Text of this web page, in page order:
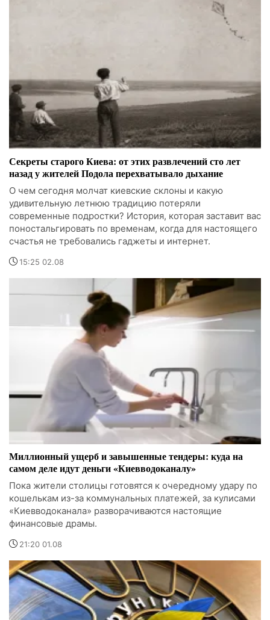
Секреты старого Киева: от этих развлечений сто лет
назад у жителей Подола перехватывало дыхание
О чем сегодня молчат киевские склоны и какую
удивительную летнюю традицию потеряли
современные подростки? История, которая заставит вас
поностальгировать по временам, когда для настоящего
счастья не требовались гаджеты и интернет.
15:25 02.08
Миллионный ущерб и завышенные тендеры: куда на
самом деле идут деньги «Киевводоканалу»
Пока жители столицы готовятся к очередному удару по
кошелькам из-за коммунальных платежей, за кулисами
«Киевводоканала» разворачиваются настоящие
финансовые драмы.
21:20 01.08